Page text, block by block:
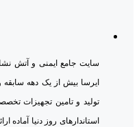
ایرسا بیش از یک دهه
تولید و تامین تجهیزات
استاندارهای روز دنیا آماده